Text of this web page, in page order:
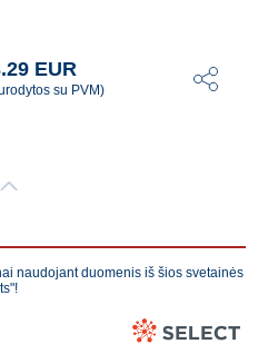
EUR
su PVM)
naudojant duomenis iš šios svetainės